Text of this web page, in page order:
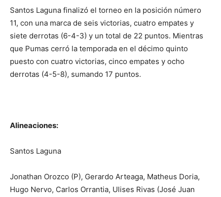
Santos Laguna finalizó el torneo en la posición número
11, con una marca de seis victorias, cuatro empates y
siete derrotas (6-4-3) y un total de 22 puntos. Mientras
que Pumas cerró la temporada en el décimo quinto
puesto con cuatro victorias, cinco empates y ocho
derrotas (4-5-8), sumando 17 puntos.
Alineaciones:
Santos Laguna
Jonathan Orozco (P), Gerardo Arteaga, Matheus Doria,
Hugo Nervo, Carlos Orrantia, Ulises Rivas (José Juan